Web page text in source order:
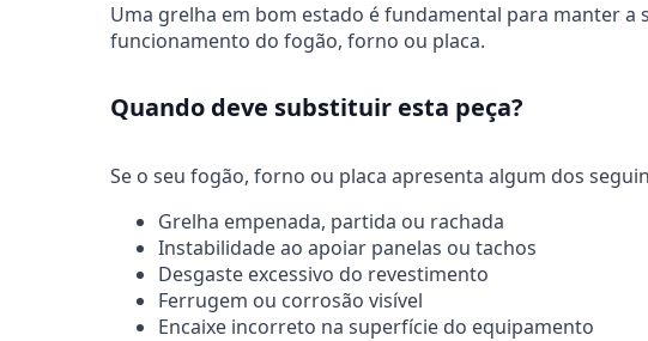
Uma grelha em bom estado é fundamental para manter
funcionamento do fogão, forno ou placa.
Quando deve substituir esta peça?
Se o seu fogão, forno ou placa apresenta algum dos
Grelha empenada, partida ou rachada
Instabilidade ao apoiar panelas ou tachos
Desgaste excessivo do revestimento
Ferrugem ou corrosão visível
Encaixe incorreto na superfície do equipamento